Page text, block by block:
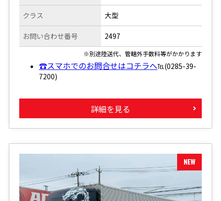
クラス
お問い合わせ番号
大型
2497
※別途陸送代、管轄外手数料等がかかります
☎スマホでのお問合せはコチラへ℡(0285-39-
7200)
詳細を見る